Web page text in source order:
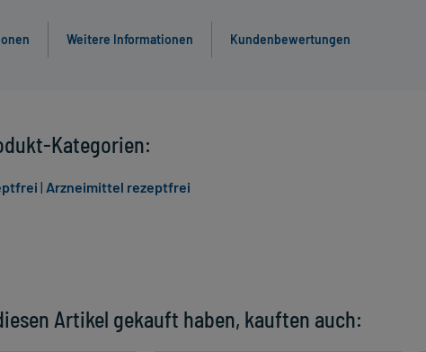
Weitere Informationen Kundenbewertungen
Artikel gekauft haben, kauften auch:
Kategorien:
| Arzneimittel rezeptfrei